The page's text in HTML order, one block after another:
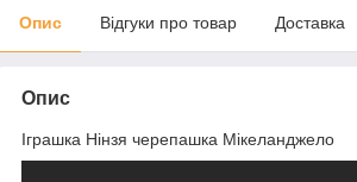
Опис Відгуки про товар Доставка
Опис
Іграшка Нінзя черепашка Мікеланджело